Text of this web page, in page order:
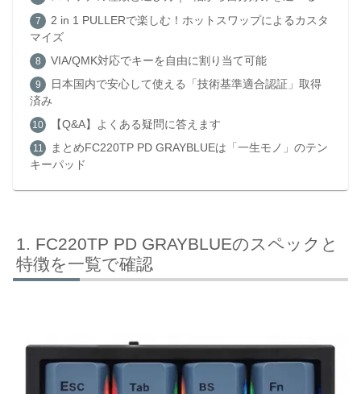
2 in 1 PULLERで楽しむ！ホットスワップによるカスタ
マイズ
VIA/QMK対応でキーを自由に割り当て可能
日本国内で安心して使える「技術基準適合認証」取得
済み
【Q&A】よくある疑問に答えます
まとめFC220TP PD GRAYBLUEは「一生モノ」のテン
キーパッド
FC220TP PD GRAYBLUEのスペックと
特徴を一覧で確認